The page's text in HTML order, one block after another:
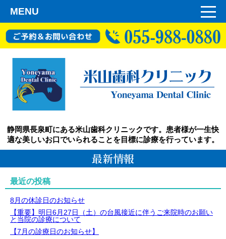
MENU
静岡県長泉町にある米山歯科クリニックです。患者様が一生快
適な美しいお口でいられることを目標に診療を行っています。
最新情報
最近の投稿
8月の休診日のお知らせ
【重要】明日6月27日（土）の台風接近に伴うご来院時のお願い
と当院の診療について
【7月の診療日のお知らせ】